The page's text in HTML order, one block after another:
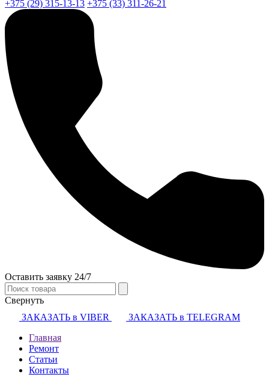
+375 (29) 315-13-13 +375 (33) 311-26-21
Оставить заявку 24/7
Свернуть
ЗАКАЗАТЬ в VIBER
ЗАКАЗАТЬ в TELEGRAM
Главная
Ремонт
Статьи
Контакты